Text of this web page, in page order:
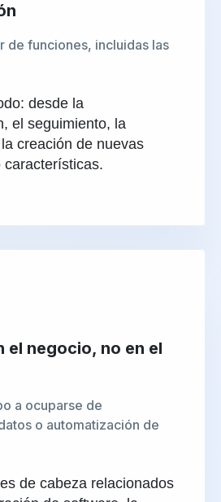
de funciones, incluidas las
desde la
el seguimiento, la
creación de nuevas
características.
el negocio, no en el
a ocuparse de
o automatización de
de cabeza relacionados